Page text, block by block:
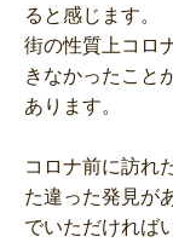
ると感じます。
街の性質上コロ
きなかったこと
あります。
コロナ前に訪れ
た違った発見が
でいただければ